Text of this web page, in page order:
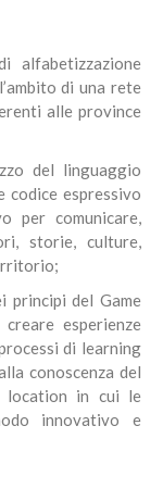
alfabetizzazione
di una rete
alle province
del linguaggio
codice espressivo
per comunicare,
storie, culture,
principi del Game
esperienze
di learning
conoscenza del
location in cui le
innovativo e